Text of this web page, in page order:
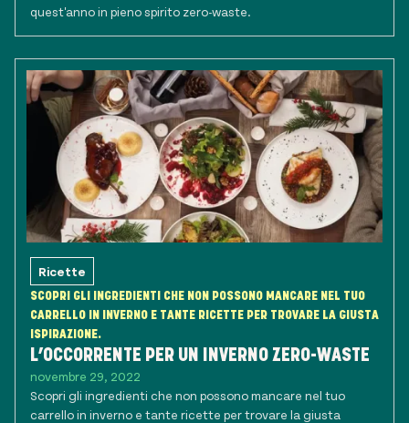
quest'anno in pieno spirito zero-waste.
Ricette
SCOPRI GLI INGREDIENTI CHE NON POSSONO MANCARE NEL TUO
CARRELLO IN INVERNO E TANTE RICETTE PER TROVARE LA GIUSTA
ISPIRAZIONE.
L’OCCORRENTE PER UN INVERNO ZERO-WASTE
novembre 29, 2022
Scopri gli ingredienti che non possono mancare nel tuo
carrello in inverno e tante ricette per trovare la giusta